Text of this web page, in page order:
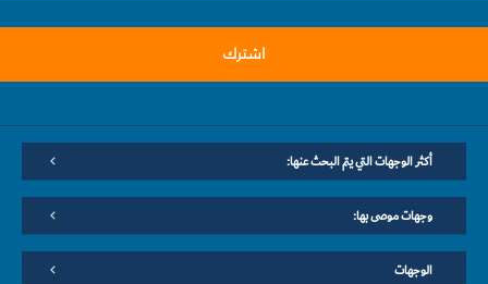
اشترك
أكثر الوجهات التي يتم البحث عنها:
وجهات موصى بها:
الوجهات